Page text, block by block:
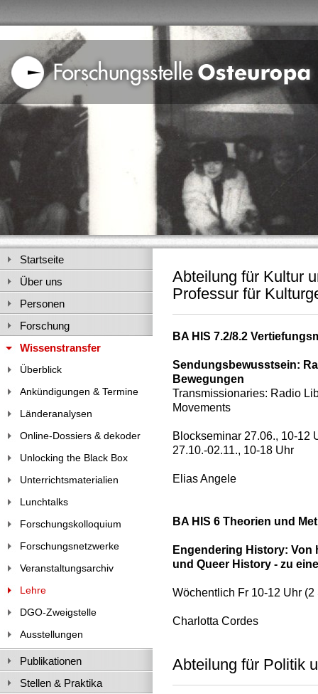
Abteilung für Kultur
Professur für
BA HIS 7.2/8.2
Sendungsbewusstsein:
Bewegungen
Transmissionaries: Radio
Movements
Blockseminar 27.06., 10-12
27.10.-02.11., 10-18 Uhr
Elias Angele
BA HIS 6 Theorien und
Engendering History:
und Queer History - zu
Wöchentlich Fr 10-12 Uhr (2
Charlotta Cordes
Abteilung für Politik
Startseite
Über uns
Personen
Forschung
Wissenstransfer
Überblick
Ankündigungen & Termine
Länderanalysen
Online-Dossiers & dekoder
Unlocking the Black Box
Unterrichtsmaterialien
Lunchtalks
Forschungskolloquium
Forschungsnetzwerke
Veranstaltungsarchiv
Lehre
DGO-Zweigstelle
Ausstellungen
Publikationen
Stellen & Praktika